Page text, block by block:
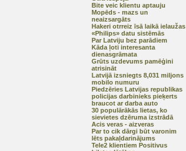
Bite veic klientu aptauju
Mopēds - mazs un
neaizsargāts
Hakeri otrreiz īsā laikā ielaužas
«Philips» datu sistēmās
Par Latviju bez parādiem
Kāda ļoti interesanta
dienasgrāmata
Grūts uzdevums pamēģini
atrisināt
Latvijā izsniegts 8,031 miljons
mobilo numuru
Piedzēries Latvijas republikas
policijas darbinieks pieķerts
braucot ar darba auto
30 populārākās lietas, ko
sievietes dzēruma izstrādā
Acis veras - aizveras
Par to cik dārgi būt varonim
lēts pakaļdarinājums
Tele2 klientiem Positivus